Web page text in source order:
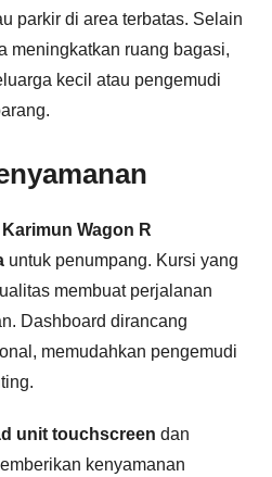
parkir di area terbatas. Selain
meningkatkan ruang bagasi,
kecil atau pengemudi
Wagon R
untuk penumpang. Kursi yang
membuat perjalanan
Dashboard dirancang
memudahkan pengemudi
unit touchscreen dan
kenyamanan